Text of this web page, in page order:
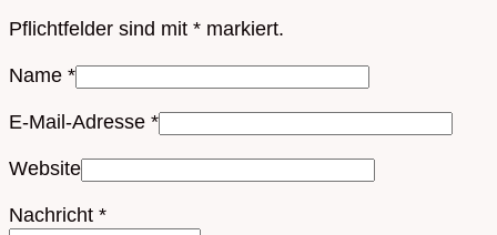
Pflichtfelder sind mit * markiert.
Name *
E-Mail-Adresse *
Website
Nachricht *